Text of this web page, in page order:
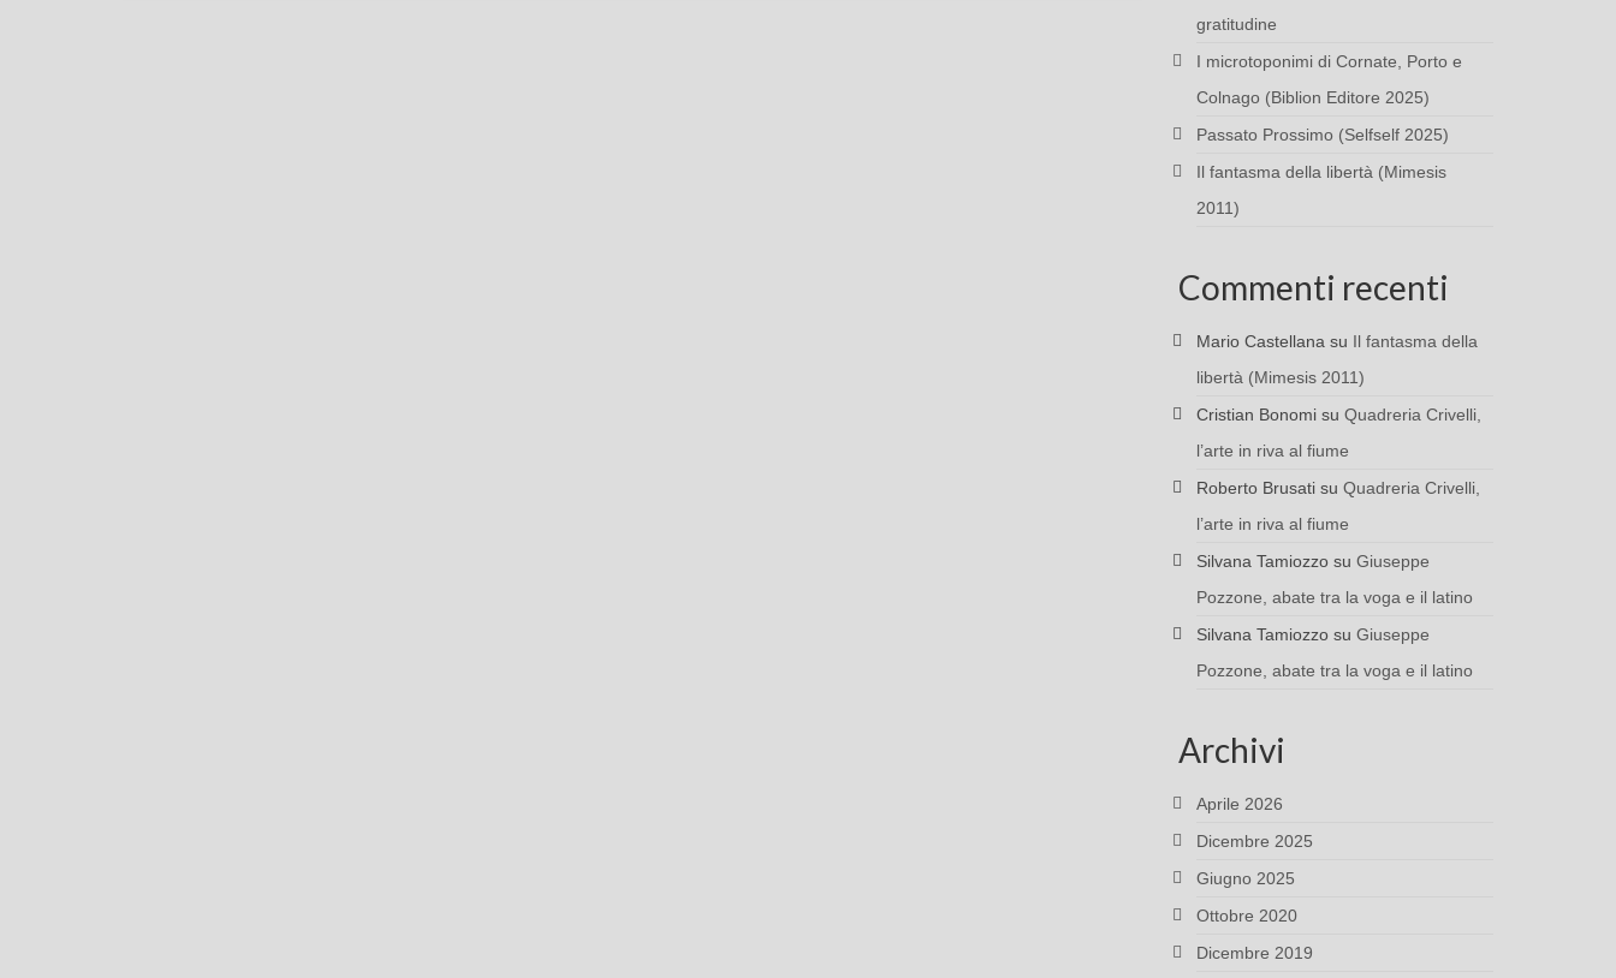
gratitudine
I microtoponimi di Cornate, Porto e
Colnago (Biblion Editore 2025)
Passato Prossimo (Selfself 2025)
Il fantasma della libertà (Mimesis
2011)
Commenti recenti
Mario Castellana su Il fantasma della
libertà (Mimesis 2011)
Cristian Bonomisu Quadreria Crivelli,
l’arte in riva al fiume
Roberto Brusatisu Quadreria Crivelli,
l’arte in riva al fiume
Silvana Tamiozzosu Giuseppe
Pozzone, abate tra la voga e il latino
Silvana Tamiozzosu Giuseppe
Pozzone, abate tra la voga e il latino
Archivi
Aprile 2026
Dicembre 2025
Giugno 2025
Ottobre 2020
Dicembre 2019